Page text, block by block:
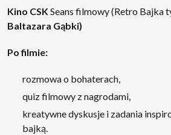
Kino CSKSeans filmowy (Retro Bajka
Baltazara Gąbki)
Po filmie:
rozmowa o bohaterach,
quiz filmowy z nagrodami,
kreatywne dyskusje i zadania
bajką.